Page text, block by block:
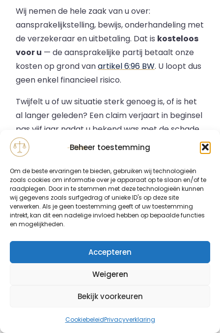
Beheer toestemming
Om de beste ervaringen te bieden, gebruiken wij technologieën
zoals cookies om informatie over je apparaat op te slaan en/of te
raadplegen. Door in te stemmen met deze technologieën kunnen
wij gegevens zoals surfgedrag of unieke ID's op deze site
verwerken. Als je geen toestemming geeft of uw toestemming
intrekt, kan dit een nadelige invloed hebben op bepaalde functies
en mogelijkheden.
Accepteren
Weigeren
Bekijk voorkeuren
CookiebeleidPrivacyverklaring
Wij nemen de hele zaak van u over:
aansprakelijkstelling, bewijs, onderhandeling met
de verzekeraar en uitbetaling. Dat is kosteloos
voor u — de aansprakelijke partij betaalt onze
kosten op grond vanartikel 6:96 BW. U loopt dus
geen enkel financieel risico.
Twijfelt u of uw situatie sterk genoeg is, of is het
al langer geleden? Een claim verjaart in beginsel
pas vijf jaar nadat u bekend was met de schade
en de aansprakelijke partij (art. 3:310 BW
meeste gevallen is er dus nog tijd — laat het
gratis beoordelen.
DIRECT ANTWOORD
Bij letsel door schuld van een ander
volledige schade. De belangrijkste posten:
Medische kosten en reiskosten
Verlies van inkomen, nu en in de